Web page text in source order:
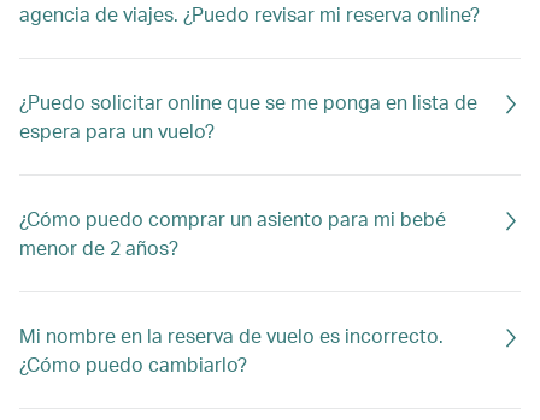
agencia de viajes. ¿Puedo revisar mi reserva online?
¿Puedo solicitar online que se me ponga en lista de
espera para un vuelo?
¿Cómo puedo comprar un asiento para mi bebé
menor de 2 años?
Mi nombre en la reserva de vuelo es incorrecto.
¿Cómo puedo cambiarlo?